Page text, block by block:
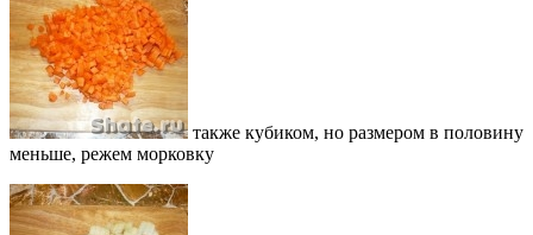
также кубиком, но размером в половину
меньше, режем морковку